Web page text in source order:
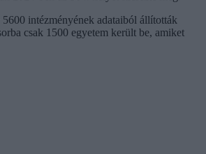
intézményének adataiból állították
csak 1500 egyetem került be, amiket